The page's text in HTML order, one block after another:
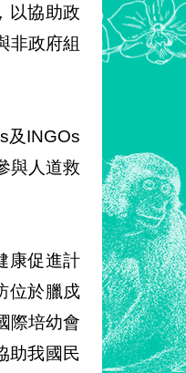
以協助政
非政府組
及INGOs
與人道救
康促進計
位於臘戍
際培幼會
助我國民